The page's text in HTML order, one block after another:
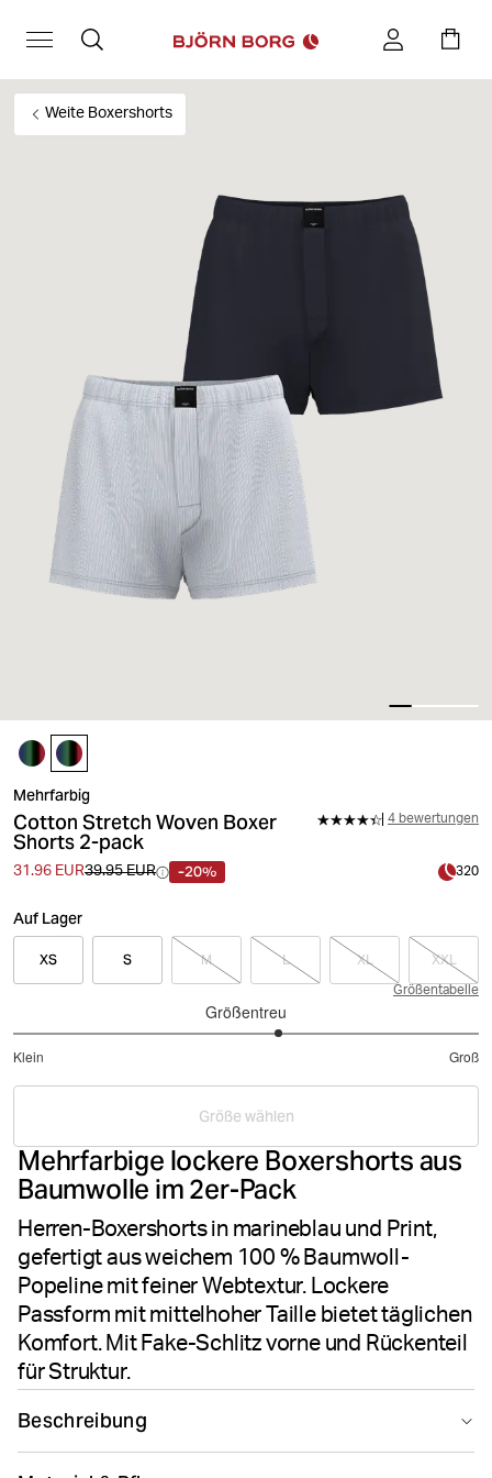
Weite Boxershorts
Mehrfarbig
Cotton Stretch Woven Boxer
Shorts 2-pack
4 bewertungen
31.96 EUR39.95 EUR -20% 320
Auf Lager
XS S M L XL XXL
Größentabelle
Größentreu
Klein Groß
von
5
Bewertungen
Größe wählen
Mehrfarbige lockere Boxershorts aus
Baumwolle im 2er-Pack
Herren-Boxershorts in marineblau und Print,
gefertigt aus weichem 100 % Baumwoll-
Popeline mit feiner Webtextur. Lockere
Passform mit mittelhoher Taille bietet täglichen
Komfort. Mit Fake-Schlitz vorne und Rückenteil
für Struktur.
Beschreibung